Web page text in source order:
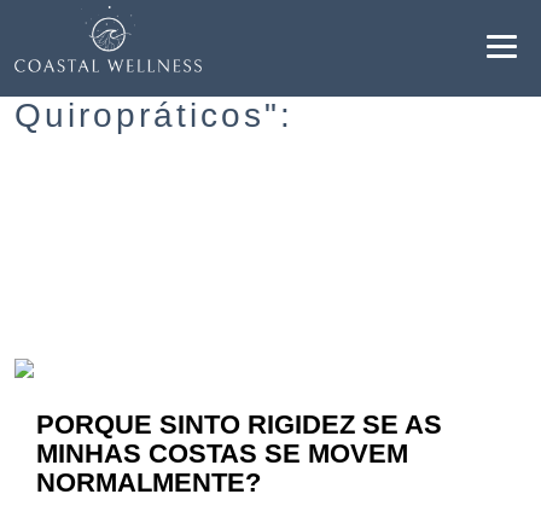
AGENDAR
Resultados para "Cuidados
Quiropráticos":
PORQUE SINTO RIGIDEZ SE AS
MINHAS COSTAS SE MOVEM
NORMALMENTE?